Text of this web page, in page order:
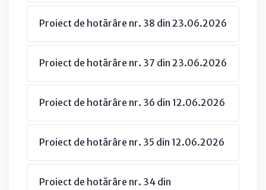
Proiect de hotărâre nr. 38 din 23.06.2026
Proiect de hotărâre nr. 37 din 23.06.2026
Proiect de hotărâre nr. 36 din 12.06.2026
Proiect de hotărâre nr. 35 din 12.06.2026
Proiect de hotărâre nr. 34 din